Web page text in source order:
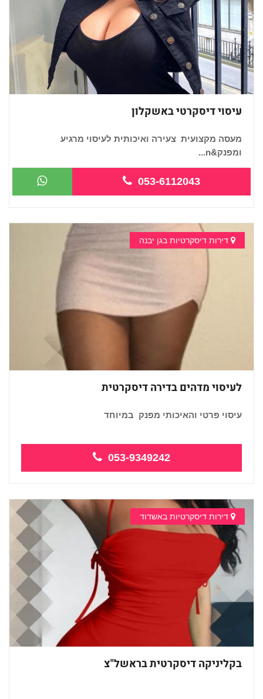
עיסוי דיסקרטי באשקלון
מעסה מקצועית צעירה ואיכותית לעיסוי מרגיע
ומפנק&n...
053-6112043
דירות דיסקרטיות בגן יבנה
לעיסוי מדהים בדירה דיסקרטית
עיסוי פרטי והאיכותי מפנק במיוחד
053-9349242
דירות דיסקרטיות באשדוד
בקליניקה דיסקרטית בראשל"צ